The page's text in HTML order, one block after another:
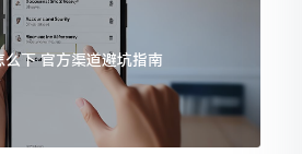
下 官方渠道避坑指南